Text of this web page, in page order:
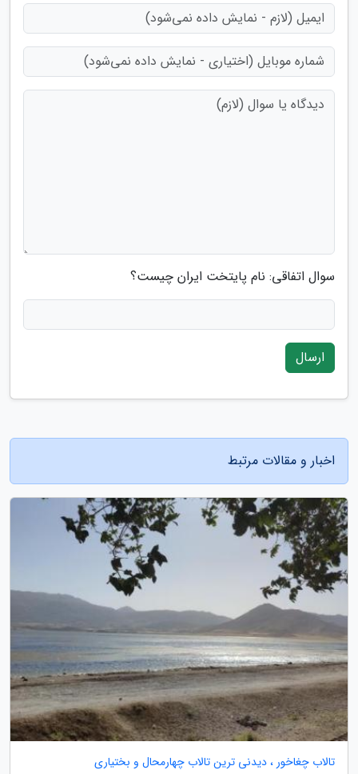
سوال اتفاقی: نام پایتخت ایران چیست؟
ارسال
اخبار و مقالات مرتبط
تالاب چغاخور ، دیدنی ترین تالاب چهارمحال و بختیاری